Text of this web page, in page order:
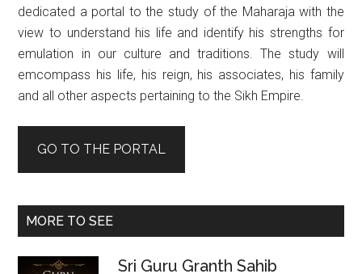
dedicated a portal to the study of the Maharaja with the
view to understand his life and identify his strengths for
emulation in our culture and traditions. The study will
emcompass his life, his reign, his associates, his family
and all other aspects pertaining to the Sikh Empire.
GO TO THE PORTAL
MORE TO SEE
Sri Guru Granth Sahib